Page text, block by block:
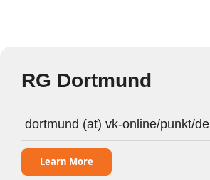
RG Dortmund
dortmund (at) vk-online/punkt/de
Learn More